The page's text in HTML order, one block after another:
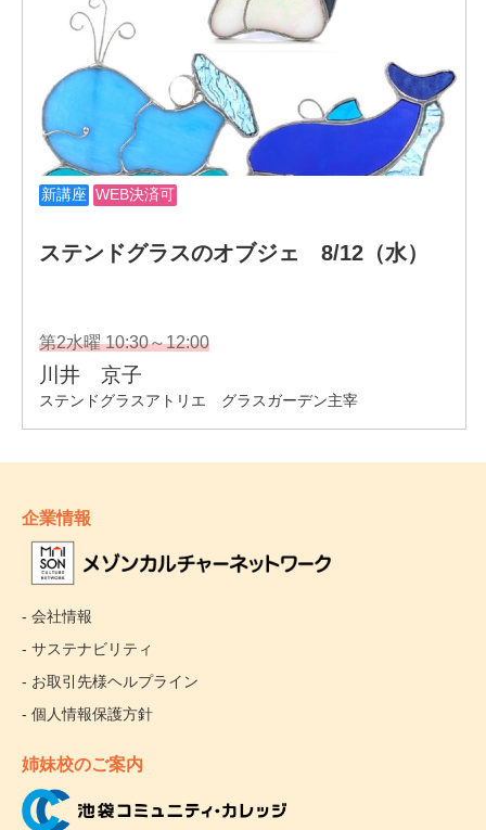
企業情報
- 会社情報
- サステナビリティ
- お取引先様ヘルプライン
- 個人情報保護方針
姉妹校のご案内